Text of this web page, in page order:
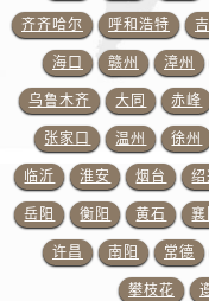
齐齐哈尔 呼和浩特
海口 赣州 漳州
乌鲁木齐 大同 赤峰
张家口 温州 徐州
临沂 淮安 烟台 绍
岳阳 衡阳 黄石 襄
许昌 南阳 常德
攀枝花